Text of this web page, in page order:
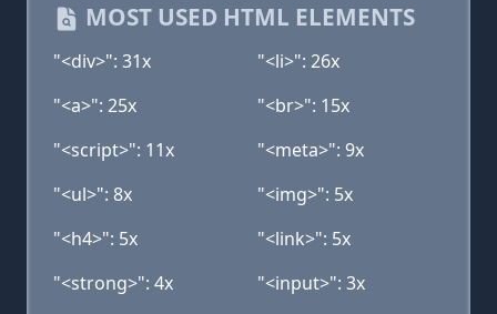
MOST USED HTML ELEMENTS
"<div>": 31x
"<li>": 26x
"<a>": 25x
"<br>": 15x
"<script>": 11x
"<meta>": 9x
"<ul>": 8x
"<img>": 5x
"<h4>": 5x
"<link>": 5x
"<strong>": 4x
"<input>": 3x